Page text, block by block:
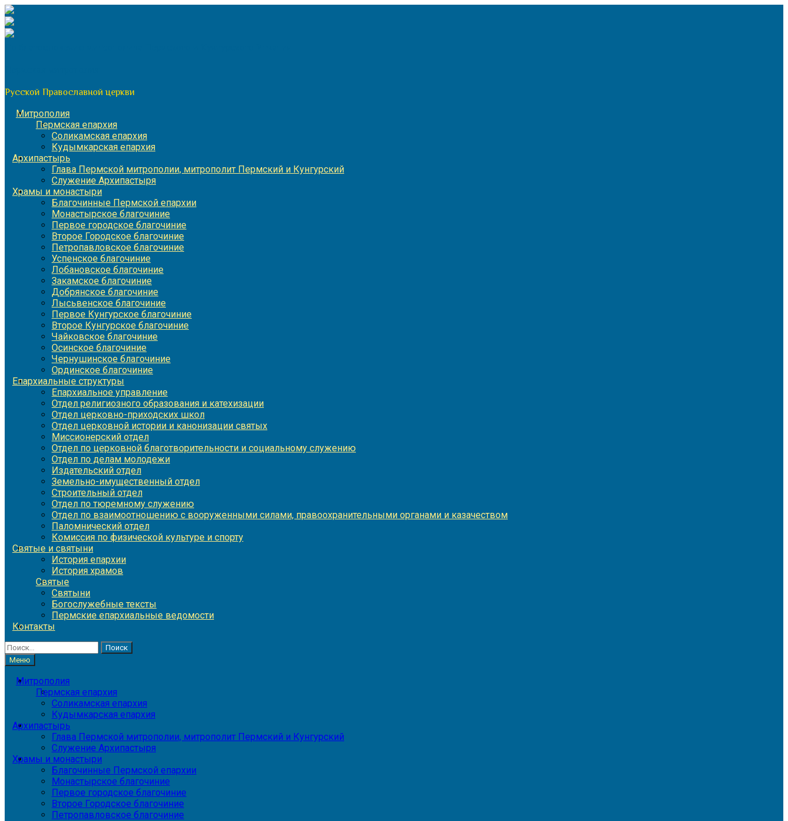
Перейти
к
содержимому
Русской Православной церкви
Митрополия
Пермская епархия
Соликамская епархия
Кудымкарская епархия
Архипастырь
Глава Пермской митрополии, митрополит Пермский и Кунгурский
Служение Архипастыря
Храмы и монастыри
Благочинные Пермской епархии
Монастырское благочиние
Первое городское благочиние
Второе Городское благочиние
Петропавловское благочиние
Успенское благочиние
Лобановское благочиние
Закамское благочиние
Добрянское благочиние
Лысьвенское благочиние
Первое Кунгурское благочиние
Второе Кунгурское благочиние
Чайковское благочиние
Осинское благочиние
Чернушинское благочиние
Ординское благочиние
Епархиальные структуры
Епархиальное управление
Отдел религиозного образования и катехизации
Отдел церковно-приходских школ
Отдел церковной истории и канонизации святых
Миссионерский отдел
Отдел по церковной благотворительности и социальному служению
Отдел по делам молодежи
Издательский отдел
Земельно-имущественный отдел
Строительный отдел
Отдел по тюремному служению
Отдел по взаимоотношению с вооруженными силами, правоохранительными органами и казачеством
Паломнический отдел
Комиссия по физической культуре и спорту
Святые и святыни
История епархии
История храмов
Святые
Святыни
Богослужебные тексты
Пермские епархиальные ведомости
Контакты
Найти:
Меню
Митрополия
Пермская епархия
Соликамская епархия
Кудымкарская епархия
Архипастырь
Глава Пермской митрополии, митрополит Пермский и Кунгурский
Служение Архипастыря
Храмы и монастыри
Благочинные Пермской епархии
Монастырское благочиние
Первое городское благочиние
Второе Городское благочиние
Петропавловское благочиние